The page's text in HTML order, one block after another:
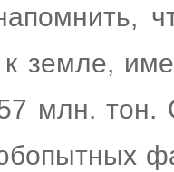
земле,
млн.